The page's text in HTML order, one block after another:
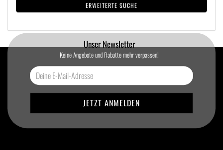
ERWEITERTE SUCHE
Unser Newsletter
Keine Angebote und Rabatte mehr verpassen!